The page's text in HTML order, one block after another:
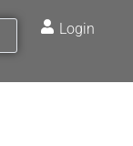
Login